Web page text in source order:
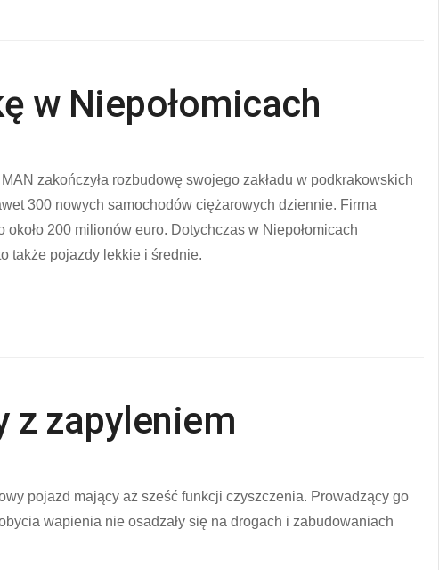
w Niepołomicach
zakończyła rozbudowę swojego zakładu w podkrakowskich
300 nowych samochodów ciężarowych dziennie. Firma
200 milionów euro. Dotychczas w Niepołomicach
także pojazdy lekkie i średnie.
z zapyleniem
pojazd mający aż sześć funkcji czyszczenia. Prowadzący go
wapienia nie osadzały się na drogach i zabudowaniach